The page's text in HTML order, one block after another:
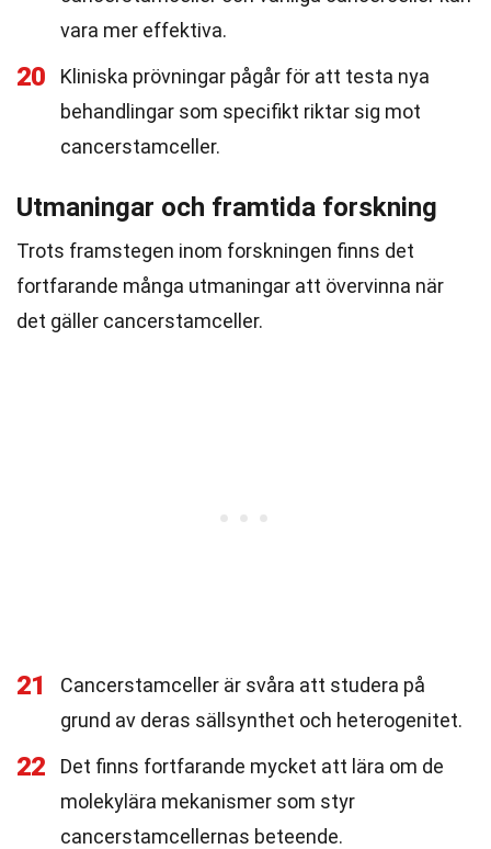
vara mer effektiva.
20
Kliniska prövningar pågår för att testa nya
behandlingar som specifikt riktar sig mot
cancerstamceller.
Utmaningar och framtida forskning
Trots framstegen inom forskningen finns det
fortfarande många utmaningar att övervinna när
det gäller cancerstamceller.
21
Cancerstamceller är svåra att studera på
grund av deras sällsynthet och heterogenitet.
22
Det finns fortfarande mycket att lära om de
molekylära mekanismer som styr
cancerstamcellernas beteende.